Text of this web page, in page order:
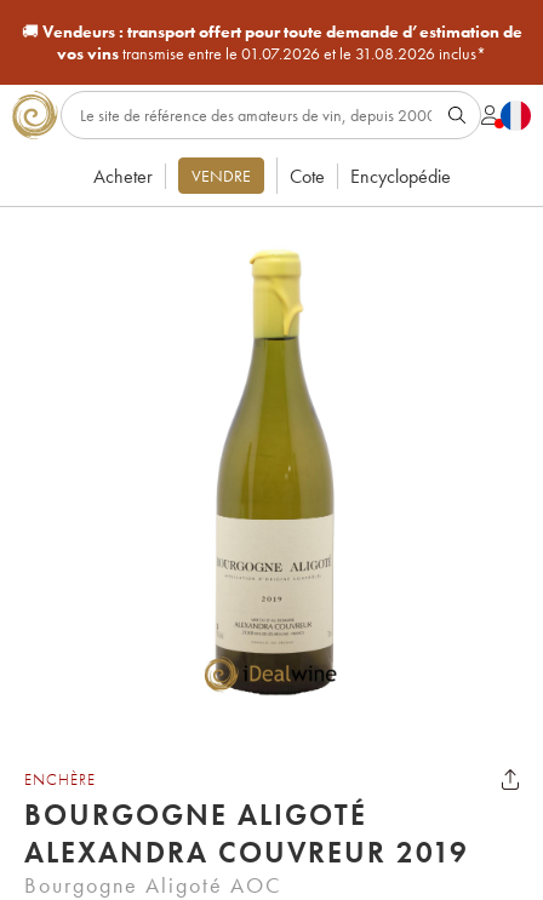
🚚Vendeurs : transport offert pour toute demande d’estimation de
vos vinstransmise entre le 01.07.2026 et le 31.08.2026 inclus*
Acheter VENDRE Cote Encyclopédie
ENCHÈRE
BOURGOGNE ALIGOTÉ
ALEXANDRA COUVREUR 2019
Bourgogne Aligoté AOC